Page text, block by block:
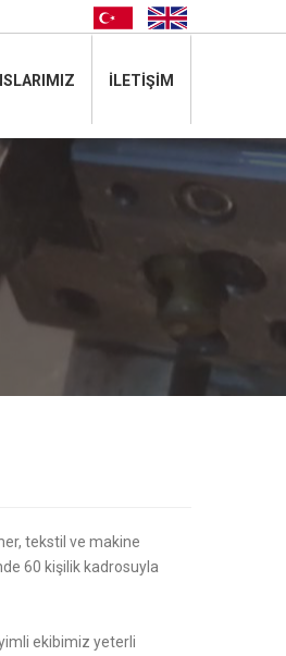
İLETİŞİM
tekstil ve makine
60 kişilik kadrosuyla
ekibimiz yeterli